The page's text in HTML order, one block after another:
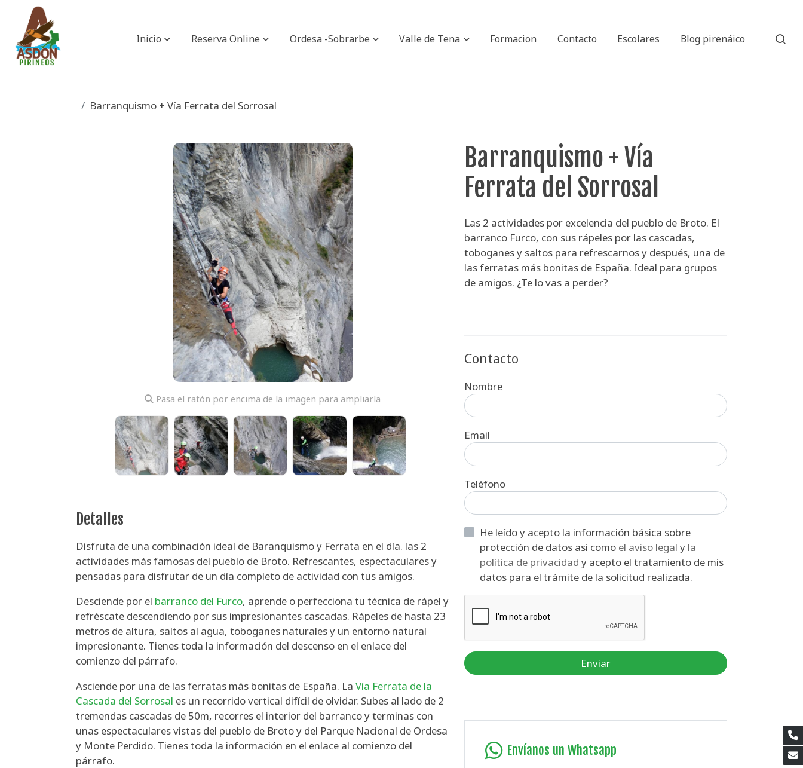
Inicio Reserva Online Ordesa -Sobrarbe Valle de Tena Formacion Contacto Escolares Blog pirenáico
Barranquismo + Vía Ferrata del Sorrosal
Pasa el ratón por encima de la imagen para ampliarla
Detalles
Disfruta de una combinación ideal de Baranquismo y Ferrata en el día. las 2
actividades más famosas del pueblo de Broto. Refrescantes, espectaculares y
pensadas para disfrutar de un día completo de actividad con tus amigos.
Desciende por el barranco del Furco, aprende o perfecciona tu técnica de rápel y
refréscate descendiendo por sus impresionantes cascadas. Rápeles de hasta 23
metros de altura, saltos al agua, toboganes naturales y un entorno natural
impresionante. Tienes toda la información del descenso en el enlace del
comienzo del párrafo.
Asciende por una de las ferratas más bonitas de España. LaVía Ferrata de la
Cascada del Sorrosal es un recorrido vertical difícil de olvidar. Subes al lado de 2
tremendas cascadas de 50m, recorres el interior del barranco y terminas con
unas espectaculares vistas del pueblo de Broto y del Parque Nacional de Ordesa
y Monte Perdido. Tienes toda la información en el enlace al comienzo del
párrafo.
Barranquismo + Vía
Ferrata del Sorrosal
Las 2 actividades por excelencia del pueblo de Broto. El
barranco Furco, con sus rápeles por las cascadas,
toboganes y saltos para refrescarnos y después, una de
las ferratas más bonitas de España. Ideal para grupos
de amigos. ¿Te lo vas a perder?
Contacto
Nombre
Email
Teléfono
He leído y acepto la información básica sobre
protección de datos asi como el aviso legal y la
política de privacidad y acepto el tratamiento de mis
datos para el trámite de la solicitud realizada.
Enviar
Envíanos un Whatsapp